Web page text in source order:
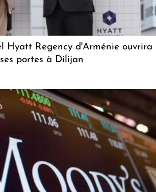
Hyatt Regency d'Arménie ouvrira
ses portes à Dilijan